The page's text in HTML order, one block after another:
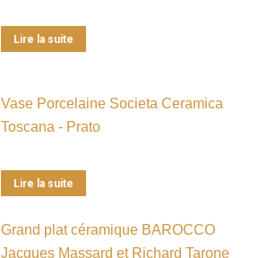
Lire la suite
Vase Porcelaine Societa Ceramica
Toscana - Prato
Lire la suite
Grand plat céramique BAROCCO
Jacques Massard et Richard Tarone